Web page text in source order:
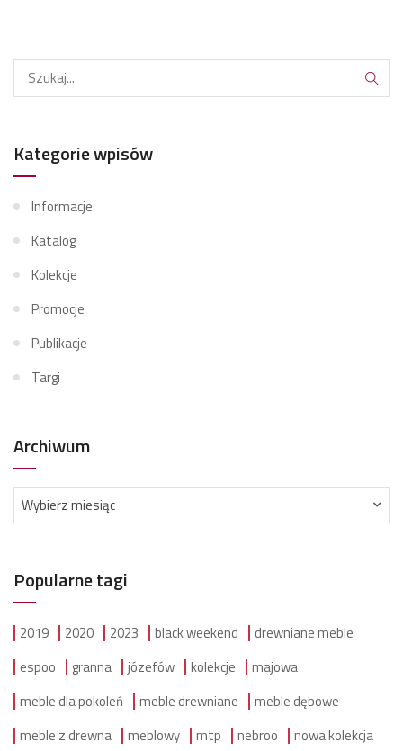
Kategorie wpisów
Informacje
Katalog
Kolekcje
Promocje
Publikacje
Targi
Archiwum
Archiwum
Wybierz miesiąc
Popularne tagi
2019 2020 2023 black weekend
drewniane meble
espoo
granna józefów kolekcje
majowa
meble dla pokoleń
meble drewniane
meble dębowe
meble z drewna
meblowy mtp nebroo
nowa kolekcja